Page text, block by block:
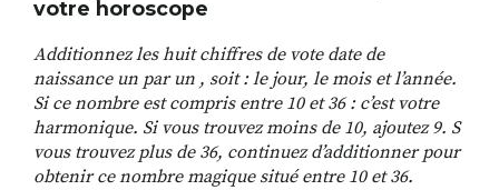
votre horoscope
Additionnez les huit chiffres de vote date de
naissance un par un , soit : le jour, le mois et l’année.
Si ce nombre est compris entre 10 et 36 : c’est votre
harmonique. Si vous trouvez moins de 10, ajoutez 9. S
vous trouvez plus de 36, continuez d’additionner pour
obtenir ce nombre magique situé entre 10 et 36.